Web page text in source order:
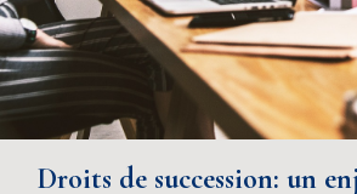
Droits de succession: un